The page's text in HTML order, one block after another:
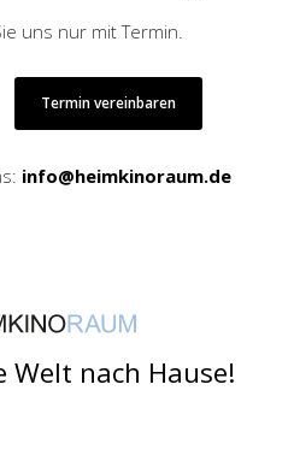
uns nur mit Termin.
Termin vereinbaren
info@heimkinoraum.de
nach Hause!